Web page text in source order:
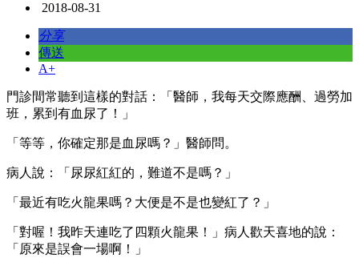
2018-08-31
分享
傳送
A+
門診間常聽到這樣的對話：「醫師，我每天交際應酬、過勞加
班，累到有血尿了！」
「等等，你確定那是血尿嗎？」醫師問。
病人說：「尿尿紅紅的，難道不是嗎？」
「最近有吃火龍果嗎？大便是不是也變紅了？」
「對喔！我昨天連吃了四顆火龍果！」病人歡天喜地的說：
「原來是誤會一場啊！」